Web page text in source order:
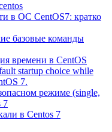
в ОС CentOS7: кратко
базовые команды
времени в CentOS
startup choice while
7.
режиме (single,
7
в Centos 7